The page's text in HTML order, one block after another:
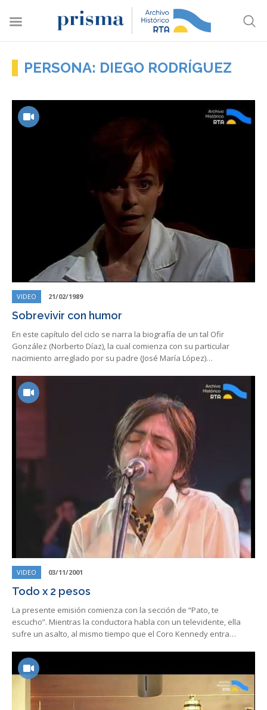
PERSONA: DIEGO RODRÍGUEZ
VIDEO 21/02/1989
Sobrevivir con humor
En este capítulo del ciclo se narra la biografía de un tal Ofir
González (Norberto Díaz), la cual comienza con su particular
nacimiento arreglado por su padre (José María López)…
VIDEO 03/11/2001
Todo x 2 pesos
La presente emisión comienza con la sección de “Pato, te
escucho”. Mientras la conductora habla con un televidente, ella
sufre un asalto, al mismo tiempo que el Coro Kennedy entra…